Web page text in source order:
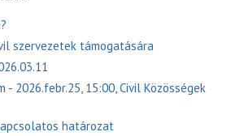
szervezetek támogatására
- 2026.febr.25, 15:00, Civil Közösségek
határozat